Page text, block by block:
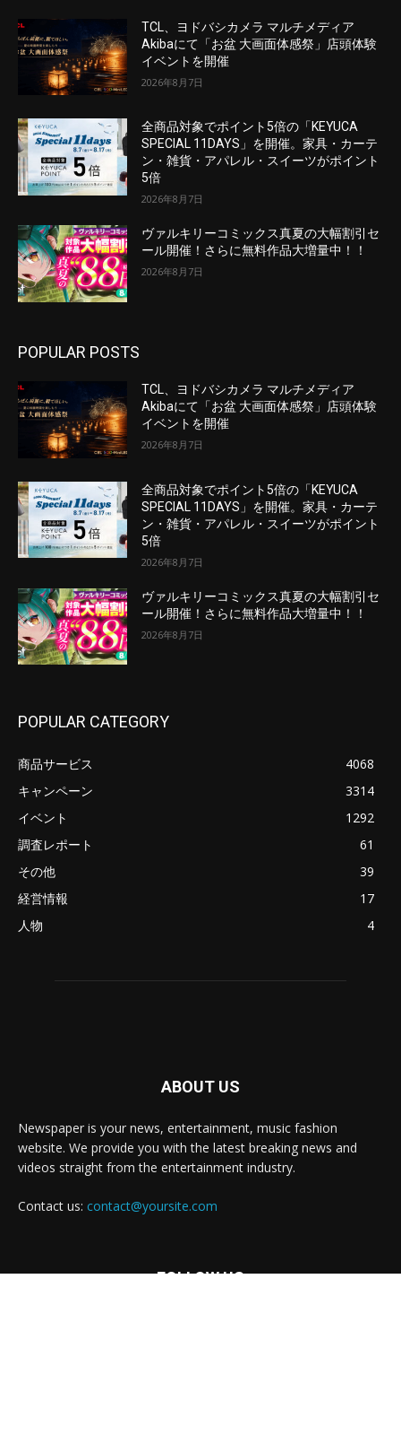
TCL、ヨドバシカメラ マルチメディア
Akibaにて「お盆 大画面体感祭」店頭体験
イベントを開催
2026年8月7日
全商品対象でポイント5倍の「KEYUCA
SPECIAL 11DAYS」を開催。家具・カーテ
ン・雑貨・アパレル・スイーツがポイント
5倍
2026年8月7日
ヴァルキリーコミックス真夏の大幅割引セ
ール開催！さらに無料作品大増量中！！
2026年8月7日
POPULAR POSTS
TCL、ヨドバシカメラ マルチメディア
Akibaにて「お盆 大画面体感祭」店頭体験
イベントを開催
2026年8月7日
全商品対象でポイント5倍の「KEYUCA
SPECIAL 11DAYS」を開催。家具・カーテ
ン・雑貨・アパレル・スイーツがポイント
5倍
2026年8月7日
ヴァルキリーコミックス真夏の大幅割引セ
ール開催！さらに無料作品大増量中！！
2026年8月7日
POPULAR CATEGORY
商品サービス
4068
キャンペーン
3314
イベント
1292
調査レポート
61
その他
39
経営情報
17
人物
4
ABOUT US
Newspaper is your news, entertainment, music fashion
website. We provide you with the latest breaking news and
videos straight from the entertainment industry.
Contact us: contact@yoursite.com
FOLLOW US